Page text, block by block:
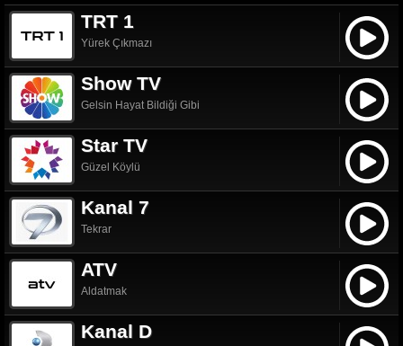
TRT 1
Yürek Çıkmazı
Show TV
Gelsin Hayat Bildiği Gibi
Star TV
Güzel Köylü
Kanal 7
Tekrar
ATV
Aldatmak
Kanal D